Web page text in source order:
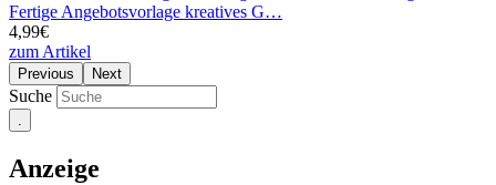
Fertige Angebotsvorlage kreatives G…
4,99€
zum Artikel
Previous Next
Suche
Anzeige